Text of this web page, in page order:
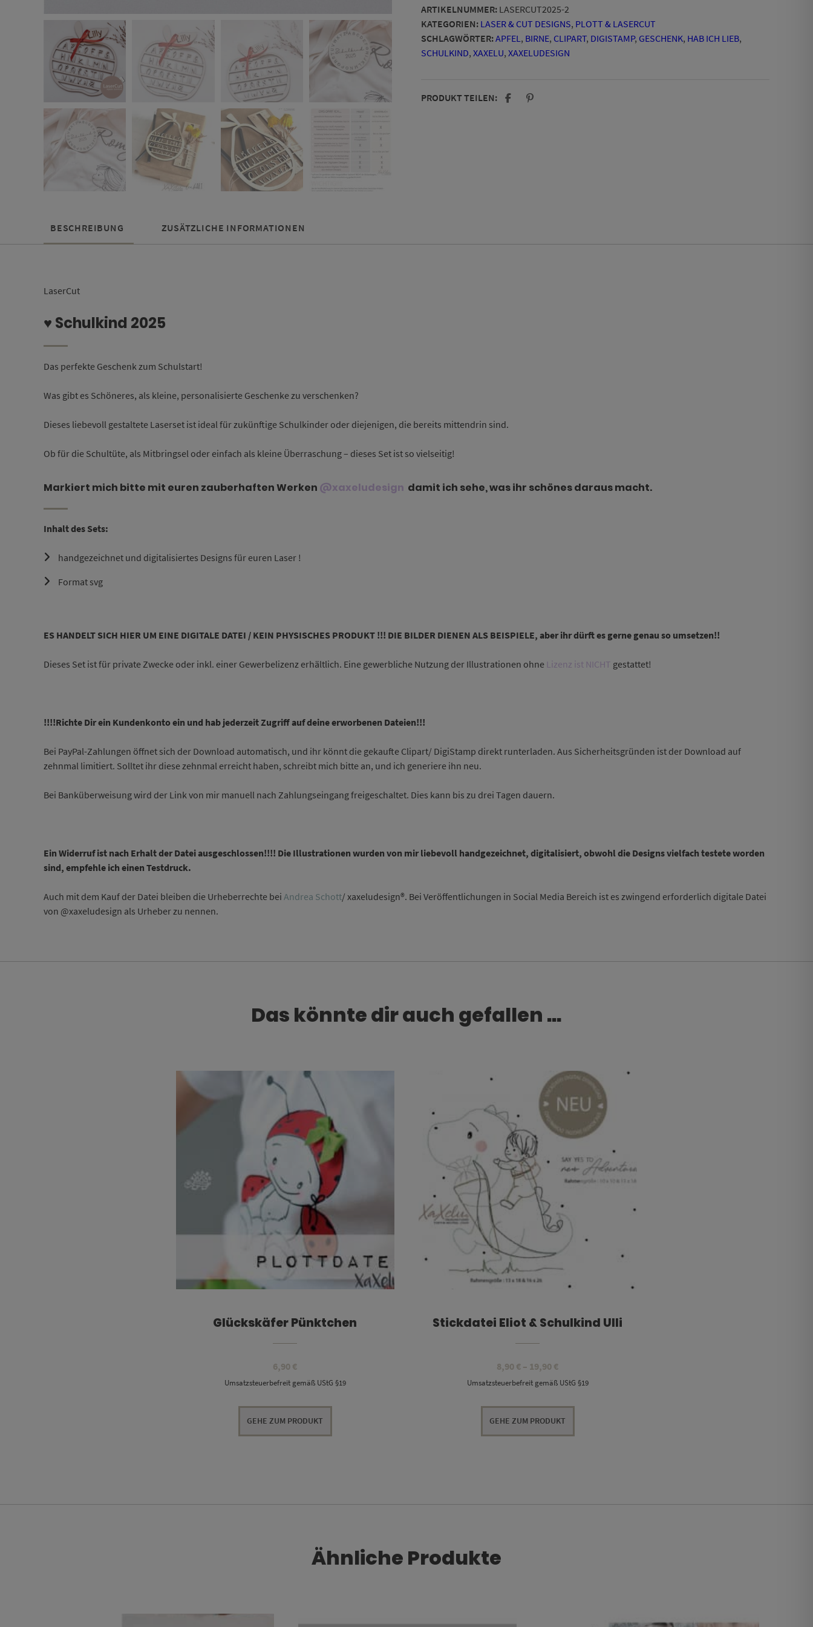
ARTIKELNUMMER: LASERCUT2025-2
KATEGORIEN: LASER & CUT DESIGNS, PLOTT & LASERCUT
SCHLAGWÖRTER:APFEL , BIRNE, CLIPART, DIGISTAMP, GESCHENK, HAB ICH LIEB,
SCHULKIND, XAXELU, XAXELUDESIGN
PRODUKT TEILEN:
BESCHREIBUNG ZUSÄTZLICHE INFORMATIONEN
LaserCut
♥ Schulkind 2025
Das perfekte Geschenk zum Schulstart!
Was gibt es Schöneres, als kleine, personalisierte Geschenke zu verschenken?
Dieses liebevoll gestaltete Laserset ist ideal für zukünftige Schulkinder oder diejenigen, die bereits mittendrin sind.
Ob für die Schultüte, als Mitbringsel oder einfach als kleine Überraschung – dieses Set ist so vielseitig!
Markiert mich bitte mit euren zauberhaften Werken @xaxeludesign damit ich sehe, was ihr schönes daraus macht.
Inhalt des Sets:
handgezeichnet und digitalisiertes Designs für euren Laser !
Format svg
ES HANDELT SICH HIER UM EINE DIGITALE DATEI / KEIN PHYSISCHES PRODUKT !!! DIE BILDER DIENEN ALS BEISPIELE, aber ihr dürft es gerne genau so umsetzen!!
Dieses Set ist für private Zwecke oder inkl. einer Gewerbelizenz erhältlich. Eine gewerbliche Nutzung der Illustrationen ohneLizenz ist NICHT gestattet!
!!!!Richte Dir ein Kundenkonto ein und hab jederzeit Zugriff auf deine erworbenen Dateien!!!
Bei PayPal-Zahlungen öffnet sich der Download automatisch, und ihr könnt die gekaufte Clipart/ DigiStamp direkt runterladen. Aus Sicherheitsgründen ist der Download auf
zehnmal limitiert. Solltet ihr diese zehnmal erreicht haben, schreibt mich bitte an, und ich generiere ihn neu.
Bei Banküberweisung wird der Link von mir manuell nach Zahlungseingang freigeschaltet. Dies kann bis zu drei Tagen dauern.
Ein Widerruf ist nach Erhalt der Datei ausgeschlossen!!!! Die Illustrationen wurden von mir liebevoll handgezeichnet, digitalisiert, obwohl die Designs vielfach testete worden
sind, empfehle ich einen Testdruck.
Auch mit dem Kauf der Datei bleiben die Urheberrechte bei Andrea Schott/ xaxeludesign®. Bei Veröffentlichungen in Social Media Bereich ist es zwingend erforderlich digitale Datei
von @xaxeludesign als Urheber zu nennen.
Das könnte dir auch gefallen …
Glückskäfer Pünktchen
6,90 €
Umsatzsteuerbefreit gemäß UStG §19
GEHE ZUM PRODUKT
Stickdatei Eliot & Schulkind Ulli
8,90 € – 19,90 €Preisspanne:
bis
Umsatzsteuerbefreit gemäß UStG §19
GEHE ZUM PRODUKT
Ähnliche Produkte